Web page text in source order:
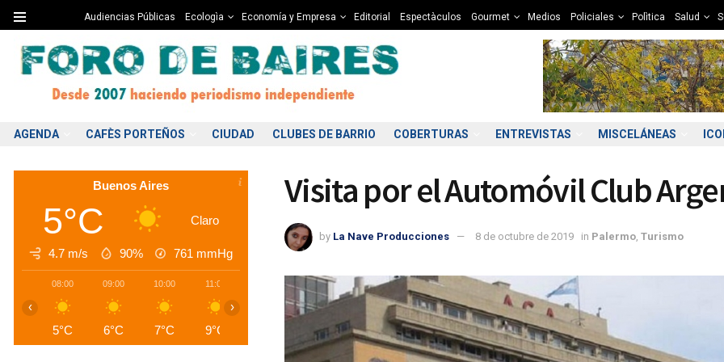
Audiencias Públicas Ecologìa Economía y Empresa Editorial Espectàculos Gourmet Medios Policiales Polìtica Salud
AGENDA CAFÈS PORTEÑOS CIUDAD CLUBES DE BARRIO COBERTURAS ENTREVISTAS MISCELÁNEAS
Visita por el Automóvil Club
by La Nave Producciones 8 de octubre de 2019 in Palermo Turismo
Buenos Aires
5°C Claro
4.7 m/s 90% 761 mmHg
08:00
5°C
09:00
6°C
10:00
7°C
11:00
9°C
13:00
11°C
14:00
12°C
15:00
12°C
16:00
12°C
17:00
12°C
18:00
12°C
‹ ›